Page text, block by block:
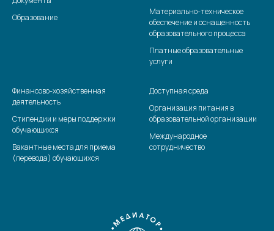
Образование
Материально-техническое
обеспечение и оснащенность
образовательного процесса
Платные образовательные
услуги
Финансово-хозяйственная
деятельность
Стипендии и меры поддержки
обучающихся
Вакантные места для приема
(перевода) обучающихся
Доступная среда
Организация питания в
образовательной организации
Международное
сотрудничество